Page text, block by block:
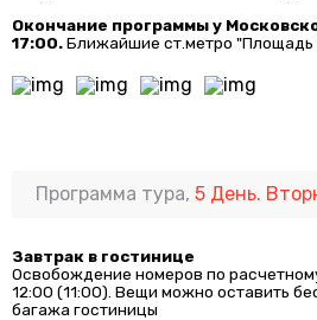
Окончание программы у
17:00.Ближайшие ст.метро "Площадь
Программа тура,5 День.
Завтрак в гостинице
Освобождение номеров по
12:00 (11:00). Вещи можно оставить
багажа гостиницы